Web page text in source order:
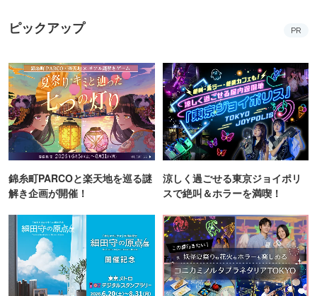
ピックアップ PR
錦糸町PARCOと楽天地を巡る謎
解き企画が開催！
涼しく過ごせる東京ジョイポリ
スで絶叫＆ホラーを満喫！